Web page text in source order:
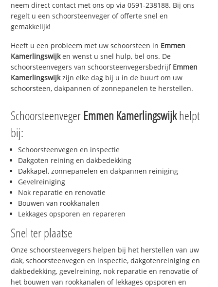
neem direct contact met ons op via 0591-238188. Bij ons
regelt u een schoorsteenveger of offerte snel en
gemakkelijk!
Heeft u een probleem met uw schoorsteen in Emmen
Kamerlingswijken wenst u snel hulp, bel ons. De
schoorsteenvegers van schoorsteenvegersbedrijf Emmen
Kamerlingswijkzijn elke dag bij u in de buurt om uw
schoorsteen, dakpannen of zonnepanelen te herstellen.
Schoorsteenveger Emmen Kamerlingswijkhelpt
bij:
Schoorsteenvegen en inspectie
Dakgoten reining en dakbedekking
Dakkapel, zonnepanelen en dakpannen reiniging
Gevelreiniging
Nok reparatie en renovatie
Bouwen van rookkanalen
Lekkages opsporen en repareren
Snel ter plaatse
Onze schoorsteenvegers helpen bij het herstellen van uw
dak, schoorsteenvegen en inspectie, dakgotenreiniging en
dakbedekking, gevelreining, nok reparatie en renovatie of
het bouwen van rookkanalen of lekkages opsporen en